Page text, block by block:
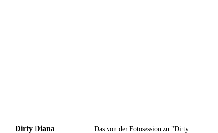
Dirty Diana
Das von der Fotosession zu "Dirty